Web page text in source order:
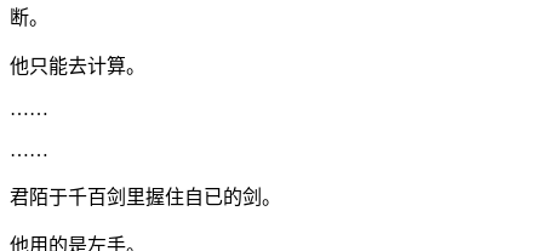
断。
他只能去计算。
……
……
君陌于千百剑里握住自已的剑。
他用的是左手。